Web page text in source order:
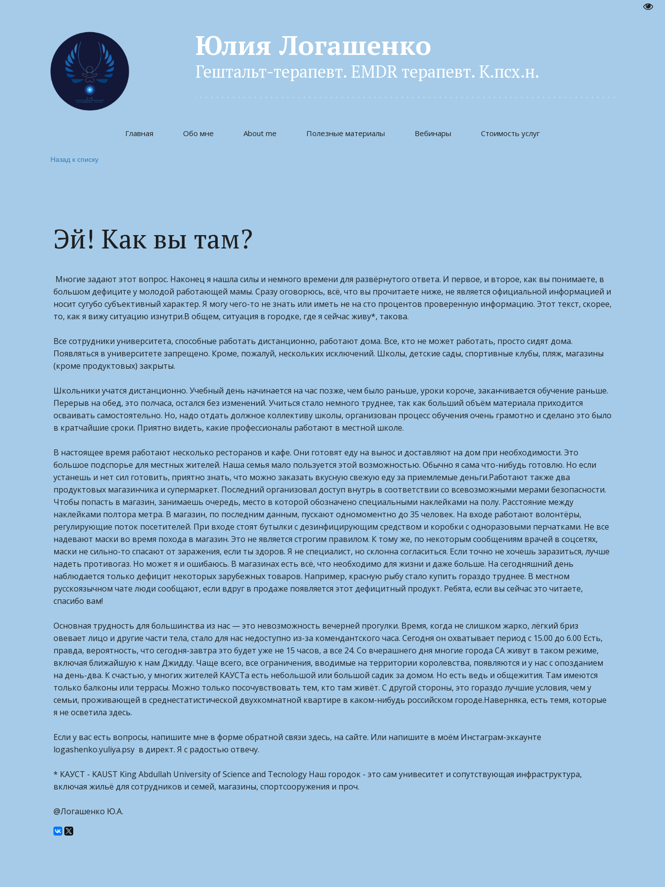
Юлия Логашенко
Гештальт-терапевт. EMDR терапевт. К.псх.н.
Главная Обо мне About me Полезные материалы Вебинары Стоимость услуг
Назад к списку
Эй! Как вы там?
Многие задают этот вопрос. Наконец я нашла силы и немного времени для развёрнутого ответа. И первое, и второе, как вы понимаете, в
большом дефиците у молодой работающей мамы. Сразу оговорюсь, всё, что вы прочитаете ниже, не является официальной информацией и
носит сугубо субъективный характер. Я могу чего-то не знать или иметь не на сто процентов проверенную информацию. Этот текст, скорее,
то, как я вижу ситуацию изнутри.В общем, ситуация в городке, где я сейчас живу*, такова.
Все сотрудники университета, способные работать дистанционно, работают дома. Все, кто не может работать, просто сидят дома.
Появляться в университете запрещено. Кроме, пожалуй, нескольких исключений. Школы, детские сады, спортивные клубы, пляж, магазины
(кроме продуктовых) закрыты.
Школьники учатся дистанционно. Учебный день начинается на час позже, чем было раньше, уроки короче, заканчивается обучение раньше.
Перерыв на обед, это полчаса, остался без изменений. Учиться стало немного труднее, так как больший объём материала приходится
осваивать самостоятельно. Но, надо отдать должное коллективу школы, организован процесс обучения очень грамотно и сделано это было
в кратчайшие сроки. Приятно видеть, какие профессионалы работают в местной школе.
В настоящее время работают несколько ресторанов и кафе. Они готовят еду на вынос и доставляют на дом при необходимости. Это
большое подспорье для местных жителей. Наша семья мало пользуется этой возможностью. Обычно я сама что-нибудь готовлю. Но если
устанешь и нет сил готовить, приятно знать, что можно заказать вкусную свежую еду за приемлемые деньги.Работают также два
продуктовых магазинчика и супермаркет. Последний организовал доступ внутрь в соответствии со всевозможными мерами безопасности.
Чтобы попасть в магазин, занимаешь очередь, место в которой обозначено специальными наклейками на полу. Расстояние между
наклейками полтора метра. В магазин, по последним данным, пускают одномоментно до 35 человек. На входе работают волонтёры,
регулирующие поток посетителей. При входе стоят бутылки с дезинфицирующим средством и коробки с одноразовыми перчатками. Не все
надевают маски во время похода в магазин. Это не является строгим правилом. К тому же, по некоторым сообщениям врачей в соцсетях,
маски не сильно-то спасают от заражения, если ты здоров. Я не специалист, но склонна согласиться. Если точно не хочешь заразиться, лучше
надеть противогаз. Но может я и ошибаюсь. В магазинах есть всё, что необходимо для жизни и даже больше. На сегодняшний день
наблюдается только дефицит некоторых зарубежных товаров. Например, красную рыбу стало купить гораздо труднее. В местном
русскоязычном чате люди сообщают, если вдруг в продаже появляется этот дефицитный продукт. Ребята, если вы сейчас это читаете,
спасибо вам!
Основная трудность для большинства из нас — это невозможность вечерней прогулки. Время, когда не слишком жарко, лёгкий бриз
овевает лицо и другие части тела, стало для нас недоступно из-за комендантского часа. Сегодня он охватывает период с 15.00 до 6.00 Есть,
правда, вероятность, что сегодня-завтра это будет уже не 15 часов, а все 24. Со вчерашнего дня многие города СА живут в таком режиме,
включая ближайшую к нам Джидду. Чаще всего, все ограничения, вводимые на территории королевства, появляются и у нас с опозданием
на день-два. К счастью, у многих жителей КАУСТа есть небольшой или большой садик за домом. Но есть ведь и общежития. Там имеются
только балконы или террасы. Можно только посочувствовать тем, кто там живёт. С другой стороны, это гораздо лучшие условия, чем у
семьи, проживающей в среднестатистической двухкомнатной квартире в каком-нибудь российском городе.Наверняка, есть темя, которые
я не осветила здесь.
Если у вас есть вопросы, напишите мне в форме обратной связи здесь, на сайте. Или напишите в моём Инстаграм-эккаунте
logashenko.yuliya.psy в директ. Я с радостью отвечу.
* КАУСТ - KAUST King Abdullah University of Science and Tecnology Наш городок - это сам унивеситет и сопутствующая инфраструктура,
включая жильё для сотрудников и семей, магазины, спортсооружения и проч.
@Логашенко Ю.А.